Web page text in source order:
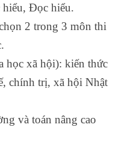
hiểu, Đọc hiểu.
2 trong 3 môn thi
học xã hội): kiến thức
chính trị, xã hội Nhật
và toán nâng cao